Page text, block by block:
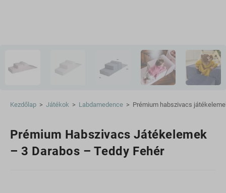
Kezdőlap > Játékok > Labdamedence > Prémium habszivacs
Prémium Habszivacs Játékelemek
– 3 Darabos – Teddy Fehér